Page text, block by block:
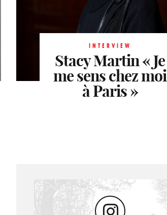
INTERVIEW
Stacy Martin« Je
me sens chez moi
à Paris »
INTERVIEW
Roxane Stojanov
Une Étoile à Paris
INTERVIEW
Julien DumasAu
plus près de
l’essentiel